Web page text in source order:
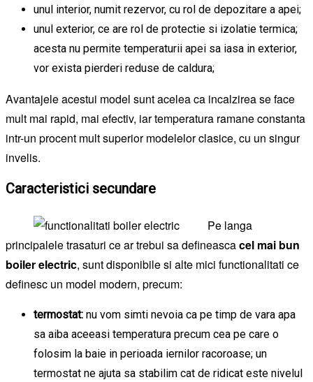
unul interior, numit rezervor, cu rol de depozitare a apei;
unul exterior, ce are rol de protectie si izolatie termica;
acesta nu permite temperaturii apei sa iasa in exterior,
vor exista pierderi reduse de caldura;
Avantajele acestui model sunt acelea ca incalzirea se face
mult mai rapid, mai efectiv, iar temperatura ramane constanta
intr-un procent mult superior modelelor clasice, cu un singur
invelis.
Caracteristici secundare
Pe langa
principalele trasaturi ce ar trebui sa defineascacel mai bun
boiler electric, sunt disponibile si alte mici functionalitati ce
definesc un model modern, precum:
termostat: nu vom simti nevoia ca pe timp de vara apa
sa aiba aceeasi temperatura precum cea pe care o
folosim la baie in perioada iernilor racoroase; un
termostat ne ajuta sa stabilim cat de ridicat este nivelul